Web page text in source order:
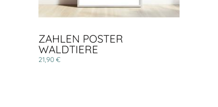
ZAHLEN POSTER
WALDTIERE
21,90 €